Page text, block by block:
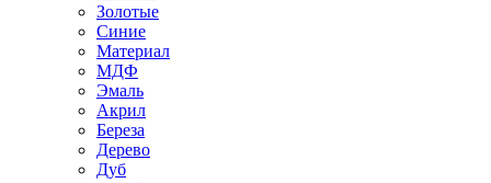
Золотые
Синие
Материал
МДФ
Эмаль
Акрил
Береза
Дерево
Дуб